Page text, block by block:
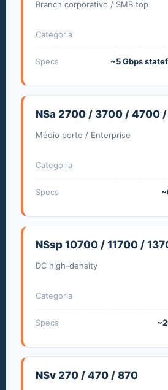
Branch corporativo / SMB top
Categoria
Specs ~5 Gbps
NSa 2700 / 3700 / 4700
Médio porte / Enterprise
Categoria
Specs
NSsp 10700 / 11700 /
DC high-density
Categoria
Specs
NSv 270 / 470 / 870